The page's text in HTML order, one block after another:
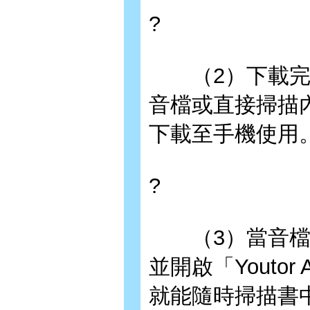
?
（2）下載完
音檔或直接掃描
下載至手機使用
?
（3）當音檔
並開啟「Youtor
就能隨時掃描書